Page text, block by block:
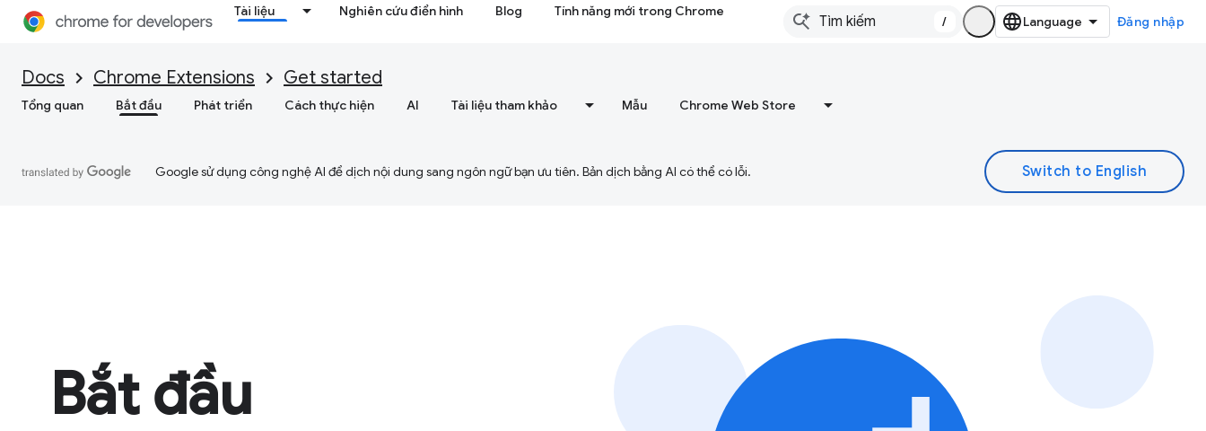
Tài liệu Nghiên cứu điển hình Blog Tính năng mới trong Chrome
/ Đăng nhập
Docs Chrome Extensions Get started
Tổng quan Bắt đầu Phát triển Cách thực hiện AI Tài liệu tham khảo Mẫu Chrome Web Store
Google sử dụng công nghệ AI để dịch nội dung sang ngôn ngữ bạn ưu tiên. Bản dịch bằng AI có thể có lỗi.
Bắt đầu